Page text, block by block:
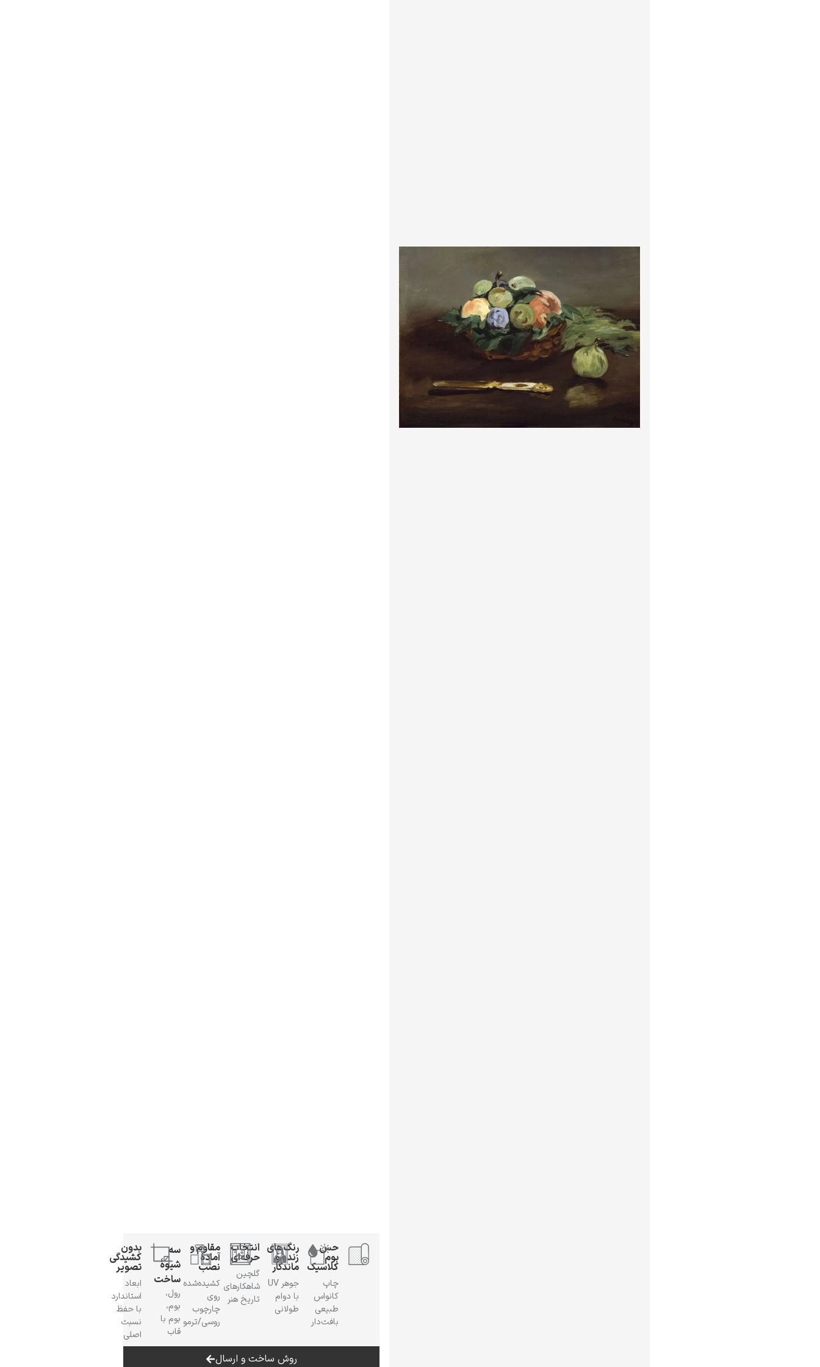
پرفروش‌ترین تابلوها
حس
بوم
کلاسیک
چاپ
کانواس
طبیعی
بافت‌دار
رنگ‌های
زنده و
ماندگار
جوهر UV
با دوام
طولانی
انتخاب
حرفه‌ای
گلچین
شاهکارهای
تاریخ هنر
مقاوم و
آمادهٔ
نصب
کشیده‌شده
روی
چارچوب
روسی/ترمو
سه
شیوهٔ
ساخت
رول،
بوم،
بوم با
قاب
بدون
کشیدگی
تصویر
ابعاد
استاندارد
با حفظ
نسبت
اصلی
روش ساخت و ارسال